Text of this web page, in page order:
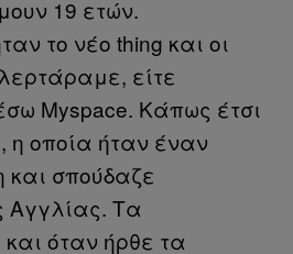
19 ετών.
το νέο thing και οι
είτε
Myspace. Κάπως έτσι
η οποία ήταν έναν
και σπούδαζε
Αγγλίας. Τα
όταν ήρθε τα